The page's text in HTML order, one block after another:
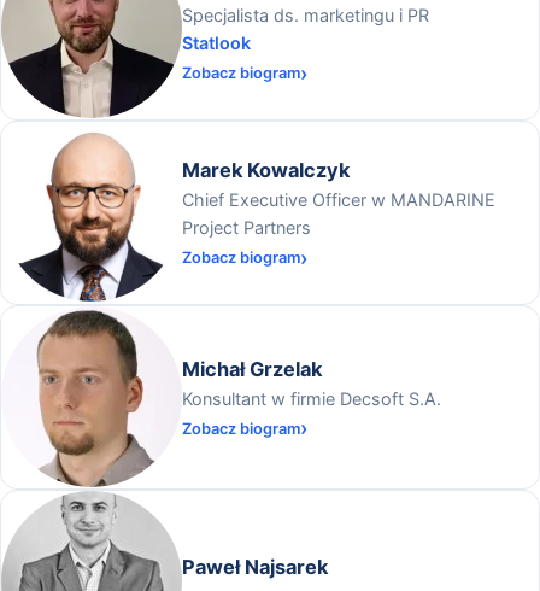
Specjalista ds. marketingu i PR
Statlook
Zobacz biogram
Marek Kowalczyk
Chief Executive Officer w MANDARINE
Project Partners
Zobacz biogram
Michał Grzelak
Konsultant w firmie Decsoft S.A.
Zobacz biogram
Paweł Najsarek